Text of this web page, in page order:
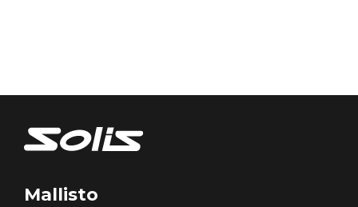
Mallisto